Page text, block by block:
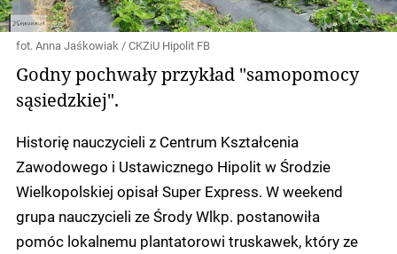
fot. Anna Jaśkowiak / CKZiU Hipolit FB
Godny pochwały przykład "samopomocy
sąsiedzkiej".
Historię nauczycieli z Centrum Kształcenia
Zawodowego i Ustawicznego Hipolit w Środzie
Wielkopolskiej opisał Super Express. W weekend
grupa nauczycieli ze Środy Wlkp. postanowiła
pomóc lokalnemu plantatorowi truskawek, który ze